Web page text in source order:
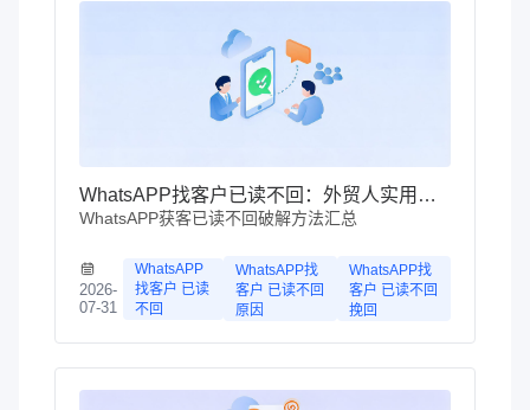
WhatsAPP找客户已读不回：外贸人实用解法汇总
WhatsAPP获客已读不回破解方法汇总
2026-
07-31
WhatsAPP
找客户 已读
不回
WhatsAPP找
客户 已读不回
原因
WhatsAPP找
客户 已读不回
挽回